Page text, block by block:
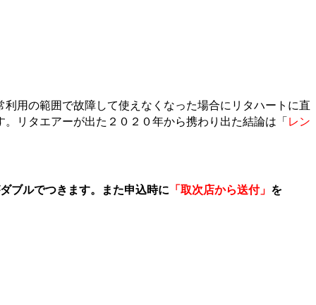
用の範囲で故障して使えなくなった場合にリタハートに直
リタエアーが出た２０２０年から携わり出た結論は「レン
ブルでつきます。また申込時に 「取次店から送付」 を